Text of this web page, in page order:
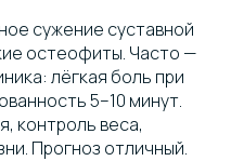
сужение суставной
остеофиты. Часто —
лёгкая боль при
5–10 минут.
контроль веса,
Прогноз отличный.